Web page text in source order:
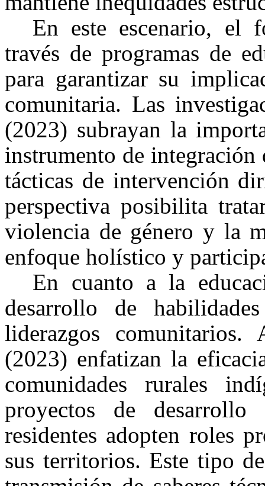
En este escenario, el
través de programas de
para garantizar su
comunitaria. Las
(2023) subrayan la
instrumento de
tácticas de intervención
perspectiva posibilita
violencia de género y la
enfoque holístico y
En cuanto a la
desarrollo de
liderazgos
(2023) enfatizan la
comunidades rurales
proyectos de
residentes adopten roles
sus territorios. Este tipo